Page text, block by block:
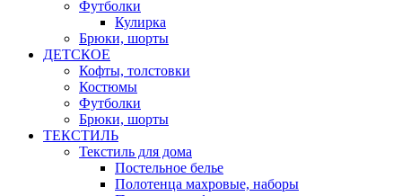
Футболки
Кулирка
Брюки, шорты
ДЕТСКОЕ
Кофты, толстовки
Костюмы
Футболки
Брюки, шорты
ТЕКСТИЛЬ
Текстиль для дома
Постельное белье
Полотенца махровые, наборы